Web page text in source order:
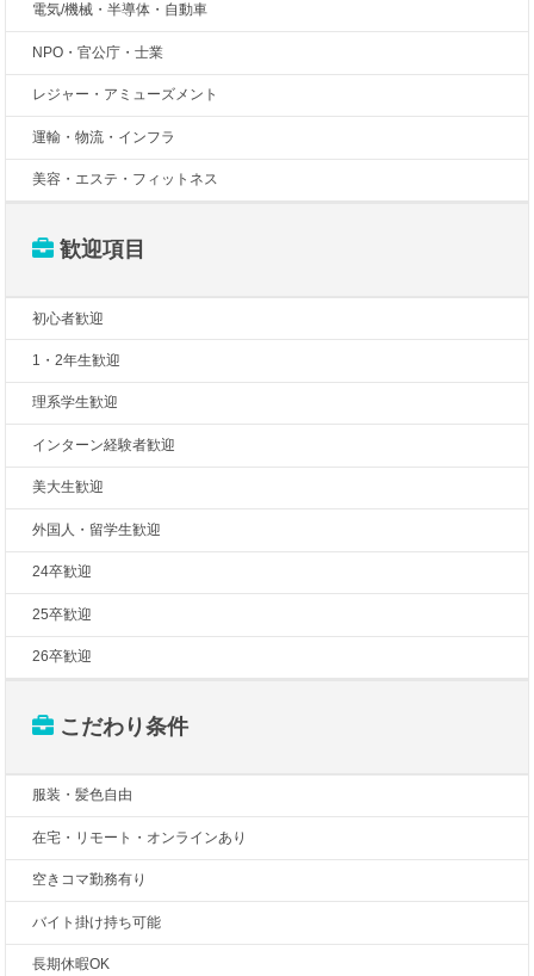
電気/機械・半導体・自動車
NPO・官公庁・士業
レジャー・アミューズメント
運輸・物流・インフラ
美容・エステ・フィットネス
歓迎項目
初心者歓迎
1・2年生歓迎
理系学生歓迎
インターン経験者歓迎
美大生歓迎
外国人・留学生歓迎
24卒歓迎
25卒歓迎
26卒歓迎
こだわり条件
服装・髪色自由
在宅・リモート・オンラインあり
空きコマ勤務有り
バイト掛け持ち可能
長期休暇OK